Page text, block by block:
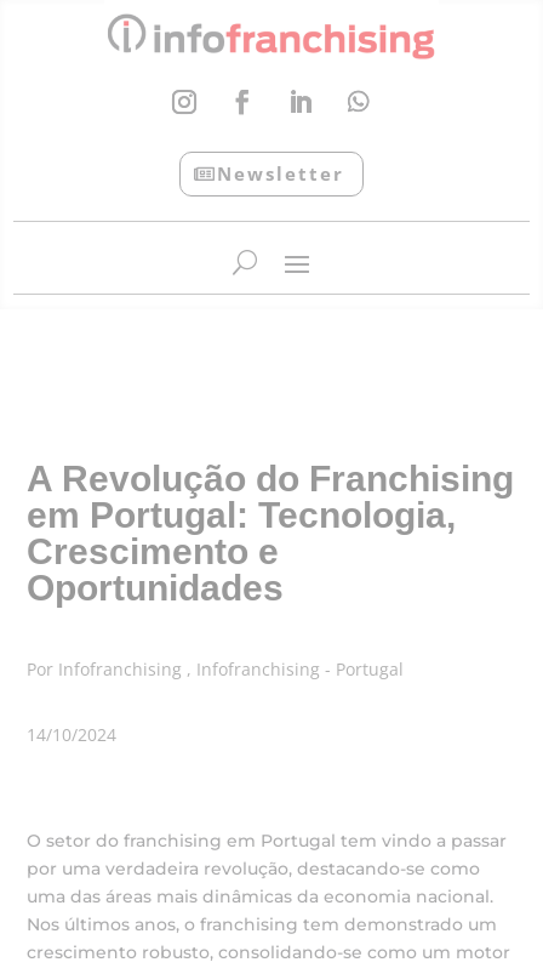
Newsletter
A Revolução do Franchising
em Portugal: Tecnologia,
Crescimento e
Oportunidades
Por Infofranchising , Infofranchising - Portugal
14/10/2024
O setor do franchising em Portugal tem vindo a passar
por uma verdadeira revolução, destacando-se como
uma das áreas mais dinâmicas da economia nacional.
Nos últimos anos, o franchising tem demonstrado um
crescimento robusto, consolidando-se como um motor